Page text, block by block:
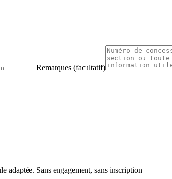
Remarques (facultatif)
adaptée. Sans engagement, sans inscription.